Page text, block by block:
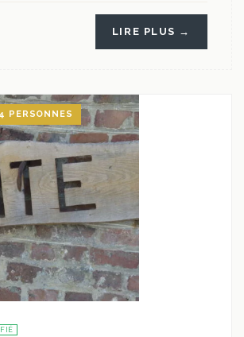
LIRE PLUS →
PERSONNES